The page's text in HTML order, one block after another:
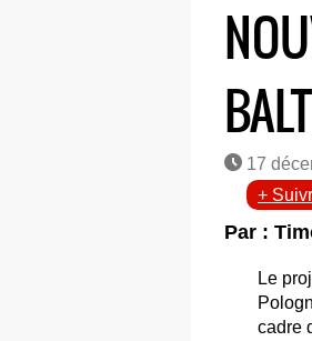
17
+
Par :
Le
cadre